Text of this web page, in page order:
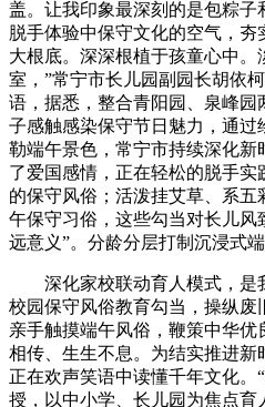
盖。让我印象最深刻的是包粽
脱手体验中保守文化的空气，
大根底。深深根植于孩童心中。
室，”常宁市长儿园副园长胡依
语，据悉，整合青阳园、泉峰
子感触感染保守节日魅力，通
勒端午景色，常宁市持续深化
了爱国感情，正在轻松的脱手
的保守风俗；活泼挂艾草、系
午保守习俗，这些勾当对长儿
远意义”。分龄分层打制沉浸式
深化家校联动育人模式，是
校园保守风俗教育勾当，操纵
亲手触摸端午风俗，鞭策中华
相传、生生不息。为结实推进新
正在欢声笑语中读懂千年文化。
授，以中小学、长儿园为焦点育